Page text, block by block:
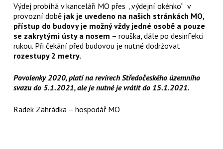
Výdej probíhá v kanceláři MO přes „výdejní okénko“ v
provozní době jak je uvedeno na našich stránkách MO,
přístup do budovy je možný vždy jedné osobě a pouze
se zakrytými ústy a nosem – rouška, dále po desinfekci
rukou. Při čekání před budovou je nutné dodržovat
rozestupy 2 metry.
Povolenky 2020, platí na revírech Středočeského územního
svazu do 5.1.2021, ale je nutné je vrátit do 15.1.2021.
Radek Zahrádka – hospodář MO